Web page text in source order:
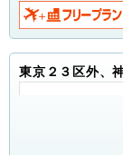
東京２３区外、